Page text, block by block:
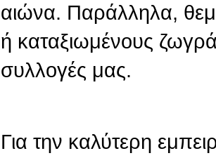
αιώνα. Παράλληλα,
ή καταξιωμένους
συλλογές μας.
Για την καλύτερη